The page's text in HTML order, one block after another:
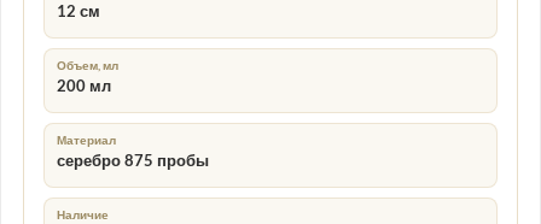
12 см
Объем, мл
200 мл
Материал
серебро 875 пробы
Наличие